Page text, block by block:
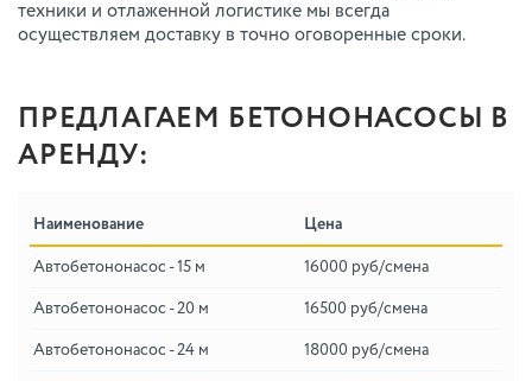
техники и отлаженной логистике мы всегда
осуществляем доставку в точно оговоренные сроки.
ПРЕДЛАГАЕМ БЕТОНОНАСОСЫ В
АРЕНДУ:
Наименование Цена
Автобетононасос - 15 м 16000 руб/смена
Автобетононасос - 20 м 16500 руб/смена
Автобетононасос - 24 м 18000 руб/смена